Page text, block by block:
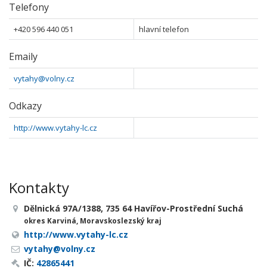
Telefony
+420 596 440 051 hlavní telefon
Emaily
vytahy@volny.cz
Odkazy
http://www.vytahy-lc.cz
Kontakty
Dělnická 97A/1388, 735 64 Havířov-Prostřední Suchá
okres Karviná, Moravskoslezský kraj
http://www.vytahy-lc.cz
vytahy@volny.cz
IČ: 42865441